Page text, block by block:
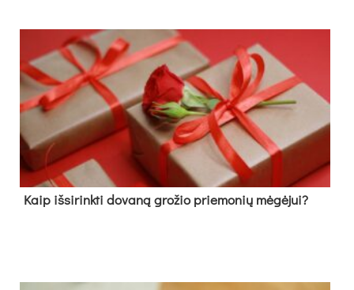
Kaip išsirinkti dovaną grožio priemonių mėgėjui?